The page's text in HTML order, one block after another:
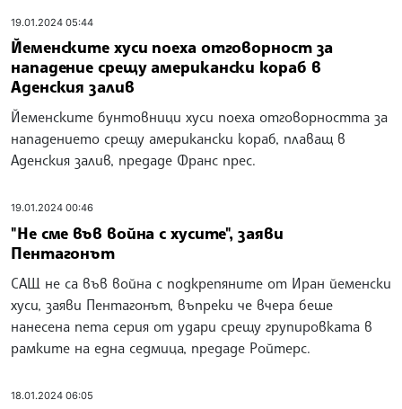
19.01.2024 05:44
Йеменските хуси поеха отговорност за
нападение срещу американски кораб в
Аденския залив
Йеменските бунтовници хуси поеха отговорността за
нападението срещу американски кораб, плаващ в
Аденския залив, предаде Франс прес.
19.01.2024 00:46
"Не сме във война с хусите", заяви
Пентагонът
САЩ не са във война с подкрепяните от Иран йеменски
хуси, заяви Пентагонът, въпреки че вчера беше
нанесена пета серия от удари срещу групировката в
рамките на една седмица, предаде Ройтерс.
18.01.2024 06:05